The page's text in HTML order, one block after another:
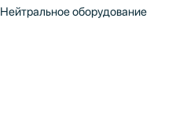
Нейтральное оборудование